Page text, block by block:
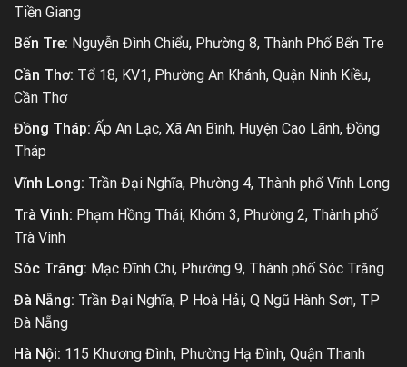
Tiền Giang
Bến Tre: Nguyễn Đình Chiểu, Phường 8, Thành Phố Bến Tre
Cần Thơ: Tổ 18, KV1, Phường An Khánh, Quận Ninh Kiều,
Cần Thơ
Đồng Tháp: Ấp An Lạc, Xã An Bình, Huyện Cao Lãnh, Đồng
Tháp
Vĩnh Long: Trần Đại Nghĩa, Phường 4, Thành phố Vĩnh Long
Trà Vinh: Phạm Hồng Thái, Khóm 3, Phường 2, Thành phố
Trà Vinh
Sóc Trăng: Mạc Đĩnh Chi, Phường 9, Thành phố Sóc Trăng
Đà Nẵng: Trần Đại Nghĩa, P Hoà Hải, Q Ngũ Hành Sơn, TP
Đà Nẵng
Hà Nội: 115 Khương Đình, Phường Hạ Đình, Quận Thanh